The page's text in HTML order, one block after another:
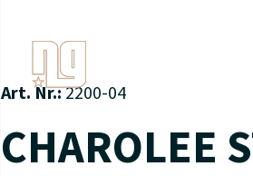
Art. Nr.:2200-04
CHAROLEE